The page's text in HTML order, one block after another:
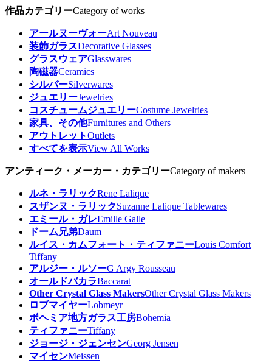
作品カテゴリーCategory of works
アールヌーヴォーArt Nouveau
装飾ガラスDecorative Glasses
グラスウェアGlasswares
陶磁器Ceramics
シルバーSilverwares
ジュエリーJewelries
コスチュームジュエリーCostume Jewelries
家具、その他Furnitures and Others
アウトレットOutlets
すべてを表示View All Works
アンティーク・メーカー・カテゴリーCategory of makers
ルネ・ラリックRene Lalique
スザンヌ・ラリックSuzanne Lalique Tablewares
エミール・ガレEmille Galle
ドーム兄弟Daum
ルイス・カムフォート・ティファニーLouis Comfort
Tiffany
アルジー・ルソーG Argy Rousseau
オールドバカラBaccarat
Other Crystal Glass MakersOther Crystal Glass Makers
ロブマイヤーLobmeyr
ボヘミア地方ガラス工房Bohemia
ティファニーTiffany
ジョージ・ジェンセンGeorg Jensen
マイセンMeissen